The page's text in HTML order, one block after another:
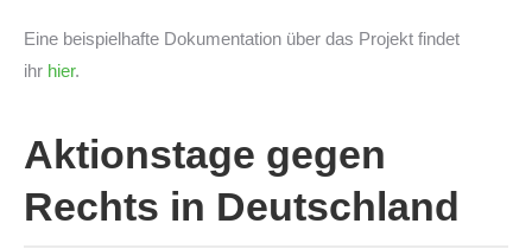
Eine beispielhafte Dokumentation über das Projekt findet
ihr hier.
Aktionstage gegen
Rechts in Deutschland